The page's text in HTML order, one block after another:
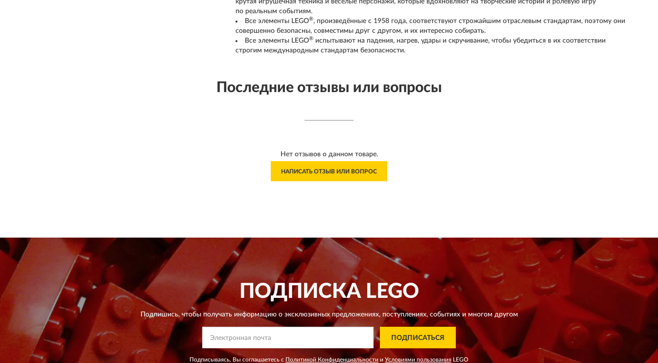
крутая игрушечная техника и весёлые персонажи, которые вдохновляют на творческие истории и ролевую игру
по реальным событиям.
Все элементы LEGO®, произведённые с 1958 года, соответствуют строжайшим отраслевым стандартам, поэтому они
совершенно безопасны, совместимы друг с другом, и их интересно собирать.
Все элементы LEGO® испытывают на падения, нагрев, удары и скручивание, чтобы убедиться в их соответствии
строгим международным стандартам безопасности.
Последние отзывы или вопросы
Нет отзывов о данном товаре.
НАПИСАТЬ ОТЗЫВ ИЛИ ВОПРОС
ПОДПИСКАLEGO
Подпишись, чтобы получать информацию о эксклюзивных предложениях,поступлениях, событиях и многом другом
ПОДПИСАТЬСЯ
Подписываясь, Вы соглашаетесь с Политикой Конфиденциальности и Условиями пользования LEGO